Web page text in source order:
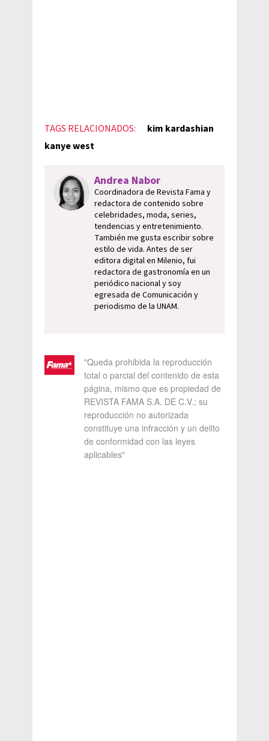
TAGS RELACIONADOS:
kim kardashian
kanye west
Andrea Nabor
Coordinadora de Revista Fama y
redactora de contenido sobre
celebridades, moda, series,
tendencias y entretenimiento.
También me gusta escribir sobre
estilo de vida. Antes de ser
editora digital en Milenio, fui
redactora de gastronomía en un
periódico nacional y soy
egresada de Comunicación y
periodismo de la UNAM.
"Queda prohibida la reproducción
total o parcial del contenido de esta
página, mismo que es propiedad de
REVISTA FAMA S.A. DE C.V.; su
reproducción no autorizada
constituye una infracción y un delito
de conformidad con las leyes
aplicables"